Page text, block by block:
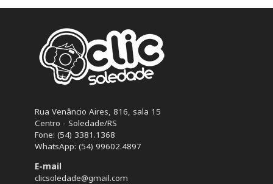
Rua Venâncio Aires, 816, sala 15
Centro - Soledade/RS
Fone: (54) 3381.1368
WhatsApp: (54) 99602.4897
E-mail
clicsoledade@gmail.com